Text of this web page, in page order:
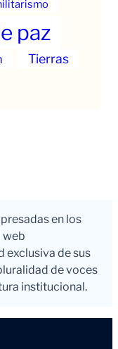
paz
Tierras
en los
web
exclusiva de sus
de voces
institucional.